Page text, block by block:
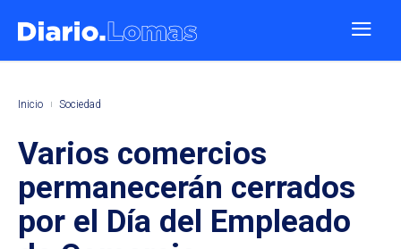
Inicio Sociedad
Varios comercios
permanecerán cerrados
por el Día del Empleado